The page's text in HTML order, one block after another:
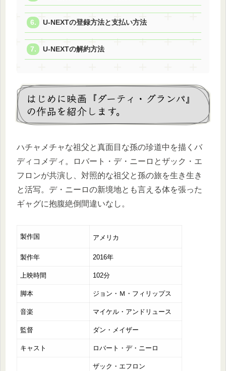
U-NEXTの登録方法と支払い方法
U-NEXTの解約方法
はじめに映画『ダーティ・グランパ』
の作品を紹介します。
ハチャメチャな祖父と真面目な孫の珍道中を描くバ
ディコメディ。ロバート・デ・ニーロとザック・エ
フロンが共演し、対照的な祖父と孫の旅を生き生き
と活写。デ・ニーロの新境地とも言える体を張った
ギャグに抱腹絶倒間違いなし。
製作国 アメリカ
製作年 2016年
上映時間 102分
脚本 ジョン・Ｍ・フィリップス
音楽 マイケル・アンドリュース
監督 ダン・メイザー
キャスト ロバート・デ・ニーロ
ザック・エフロン